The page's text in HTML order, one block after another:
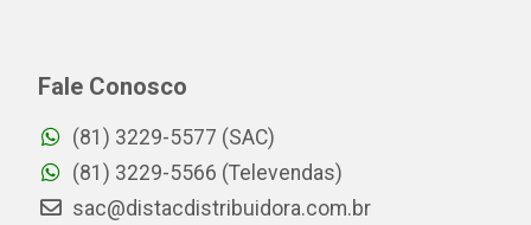
Fale Conosco
(81) 3229-5577 (SAC)
(81) 3229-5566 (Televendas)
sac@distacdistribuidora.com.br